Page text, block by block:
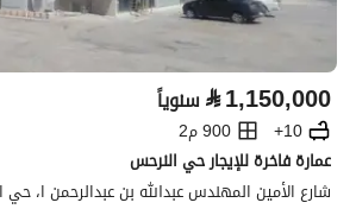
⃁1,150,000 سنوياً
10+
900 م2
عمارة فاخرة للإيجار حي النرحس